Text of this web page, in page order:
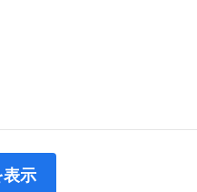
示